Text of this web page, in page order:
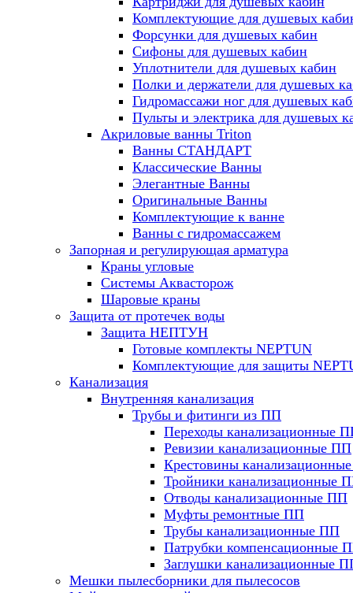
Комплектующие для душевых
Форсунки для душевых кабин
Сифоны для душевых кабин
Уплотнители для душевых кабин
Полки и держатели для душевых
Гидромассажи ног для душевых
Пульты и электрика для душевых
Акриловые ванны Triton
Ванны СТАНДАРТ
Классические Ванны
Элегантные Ванны
Оригинальные Ванны
Комплектующие к ванне
Ванны с гидромассажем
Запорная и регулирующая арматура
Краны угловые
Системы Аквасторож
Шаровые краны
Защита от протечек воды
Защита НЕПТУН
Готовые комплекты NEPTUN
Комплектующие для защиты
Канализация
Внутренняя канализация
Трубы и фитинги из ПП
Переходы канализационные
Ревизии канализационные ПП
Крестовины
Тройники канализационные
Отводы канализационные ПП
Муфты ремонтные ПП
Трубы канализационные ПП
Патрубки компенсационные
Заглушки канализационные
Мешки пылесборники для пылесосов